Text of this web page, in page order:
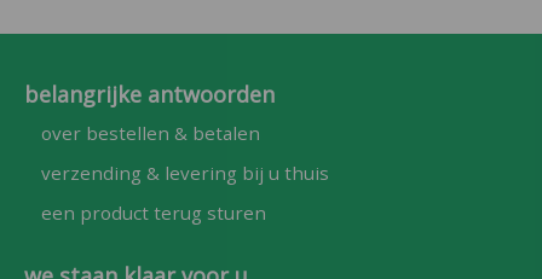
belangrijke antwoorden
over bestellen & betalen
verzending & levering bij u thuis
een product terug sturen